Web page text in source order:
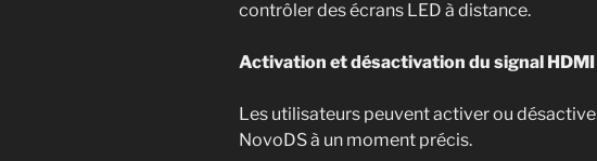
contrôler des écrans LED à distance.
Activation et désactivation du signal HDMI
Les utilisateurs peuvent activer ou
NovoDS à un moment précis.